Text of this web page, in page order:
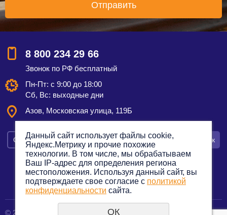
8 800 234 29 66
Звонок по РФ бесплатный
Пн-Пт: с 9:00 до 18:00
Сб, Вс: выходные дни
Азов, Московская улица, 119Б
Смотреть на карте Оставить заявку Заказать звонок
Политика конфиденциальности
© 2012—2023. Все права защищены.
Данный сайт использует файлы cookie,
Яндекс.Метрику и прочие похожие
технологии. В том числе, мы обрабатываем
Ваш IP-адрес для определения региона
местоположения. Используя данный сайт, вы
подтверждаете свое согласие с политикой
конфиденциальности сайта.
ОК